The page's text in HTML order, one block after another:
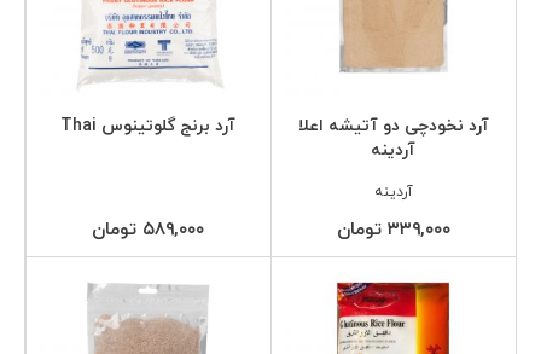
آرد نخودچی دو آتیشه اعلا
آردینه
آردینه
۳۳۹,۰۰۰ تومان
آرد برنج گلوتینوس Thai
۵۸۹,۰۰۰ تومان